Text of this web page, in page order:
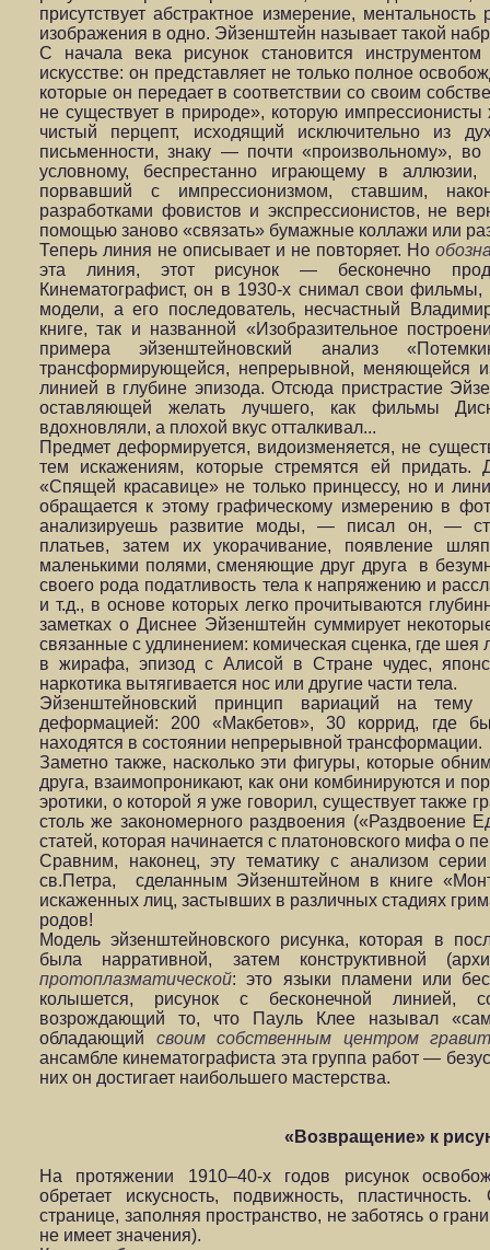
присутствует абстрактное измерение,
изображения в одно. Эйзенштейн называет такой
С начала века рисунок становится инструментом
искусстве: он представляет не только полное
которые он передает в соответствии со своим
не существует в природе», которую
чистый перцепт, исходящий исключительно из
письменности, знаку — почти «произвольному»,
условному, беспрестанно играющему в
порвавший с импрессионизмом, ставшим,
разработками фовистов и экспрессионистов, не
помощью заново «связать» бумажные коллажи или
Теперь линия не описывает и не повторяет. Но
эта линия, этот рисунок — бесконечно
Кинематографист, он в 1930-х снимал свои фильмы,
модели, а его последователь, несчастный
книге, так и названной «Изобразительное
примера эйзенштейновский анализ
трансформирующейся, непрерывной, меняющейся
линией в глубине эпизода. Отсюда пристрастие
оставляющей желать лучшего, как фильмы
вдохновляли, а плохой вкус отталкивал...
Предмет деформируется, видоизменяется, не
тем искажениям, которые стремятся ей придать.
«Спящей красавице» не только принцессу, но и
обращается к этому графическому измерению в
анализируешь развитие моды, — писал он, —
платьев, затем их укорачивание, появление
маленькими полями, сменяющие друг друга в
своего рода податливость тела к напряжению и
и т.д., в основе которых легко прочитываются
заметках о Диснее Эйзенштейн суммирует
связанные с удлинением: комическая сценка, где
в жирафа, эпизод с Алисой в Стране чудес,
наркотика вытягивается нос или другие части тела.
Эйзенштейновский принцип вариаций на тему
деформацией: 200 «Макбетов», 30 коррид, где
находятся в состоянии непрерывной трансформации.
Заметно также, насколько эти фигуры, которые
друга, взаимопроникают, как они комбинируются и
эротики, о которой я уже говорил, существует также
столь же закономерного раздвоения («Раздвоение
статей, которая начинается с платоновского мифа о
Сравним, наконец, эту тематику с анализом
св.Петра, сделанным Эйзенштейном в книге
искаженных лиц, застывших в различных стадиях
родов!
Модель эйзенштейновского рисунка, которая в
была нарративной, затем конструктивной
протоплазматической: это языки пламени или
колышется, рисунок с бесконечной линией,
возрождающий то, что Пауль Клее называл
обладающий своим собственным центром
ансамбле кинематографиста эта группа работ —
них он достигает наибольшего мастерства.
«Возвращение» к
На протяжении 1910–40-х годов рисунок
обретает искусность, подвижность,
странице, заполняя пространство, не заботясь о
не имеет значения).